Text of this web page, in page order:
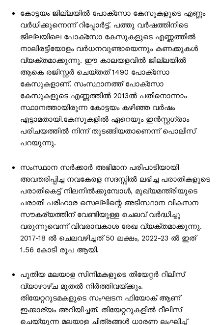
കോട്ടയം ജില്ലയിൽ പോക്സോ കേസുകളുടെ എണ്ണം
വർധിക്കുന്നെന്ന് റിപ്പോർട്ട്. പത്തു വർഷത്തിനിടെ
ജില്ലയിലെ പോക്സോ കേസുകളുടെ എണ്ണത്തിൽ
നാലിരട്ടിയോളം വർധനവുണ്ടായെന്നും കണക്കുകൾ
വ്യക്തമാക്കുന്നു. ഈ കാലയളവിൽ ജില്ലയിൽ
ആകെ രജിസ്റ്റർ ചെയ്തത് 1490 പോക്‌സോ
കേസുകളാണ്. സംസ്ഥാനത്ത് പോക്‌സോ
കേസുകളുടെ എണ്ണത്തിൽ 2013ൽ പതിനൊന്നാം
സ്ഥാനത്തായിരുന്ന കോട്ടയം കഴിഞ്ഞ വർഷം
എട്ടാമതായി.കേസുകളിൽ ഏറെയും ഇൻസ്റ്റഗ്രാം
പരിചയത്തിൽ നിന്ന് തുടങ്ങിയതാണെന്ന് പൊലീസ്
പറയുന്നു.
സംസ്ഥാന സർക്കാർ അഭിമാന പരിപാടിയായി
അവതരിപ്പിച്ച നവകേരള സദസ്സിൽ ലഭിച്ച പരാതികളുടെ
പരാതികെട്ട് നിലനിൽക്കുമ്പോൾ, മുഖ്യമന്ത്രിയുടെ
പരാതി പരിഹാര സെല്ലിന്റെ അടിസ്ഥാന വികസന
സൗകര്യത്തിന് വേണ്ടിയുള്ള ചെലവ് വർദ്ധിച്ചു
വരുന്നുവെന്ന് വിവരാവകാശ രേഖ വ്യക്തമാക്കുന്നു.
2017-18 ൽ ചെലവഴിച്ചത് 50 ലക്ഷം, 2022-23 ൽ ഇത്
1.56 കോടി രൂപ ആയി.
പുതിയ മലയാള സിനിമകളുടെ തിയേറ്റർ റിലീസ്
വ്യാഴാഴ്ച മുതൽ നിർത്തിവയ്ക്കും.
തിയേറ്ററുടമകളുടെ സംഘടന ഫിയോക് ആണ്
ഇക്കാര്യം അറിയിച്ചത്. തിയേറ്ററുകളിൽ റീലിസ്
ചെയ്യുന്ന മലയാള ചിത്രങ്ങൾ ധാരണ ലംഘിച്ച്